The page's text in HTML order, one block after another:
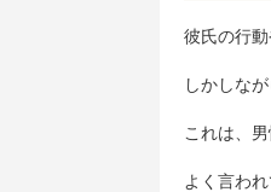
彼氏の行
しかしな
これは、
よく言わ